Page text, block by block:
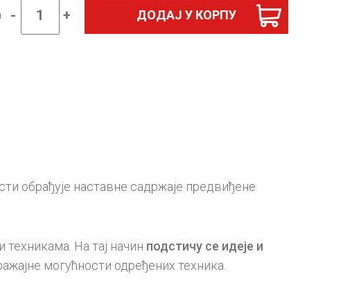
-
Ликовна
култура
+ ДОДАЈ У КОРПУ
обрађује наставне садржаје предвиђене
На тај начин подстичу се идеје и
могућности одређених техника.